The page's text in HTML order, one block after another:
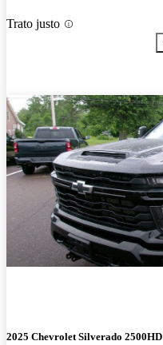
Trato justo
2025 Chevrolet Silverado 2500HD